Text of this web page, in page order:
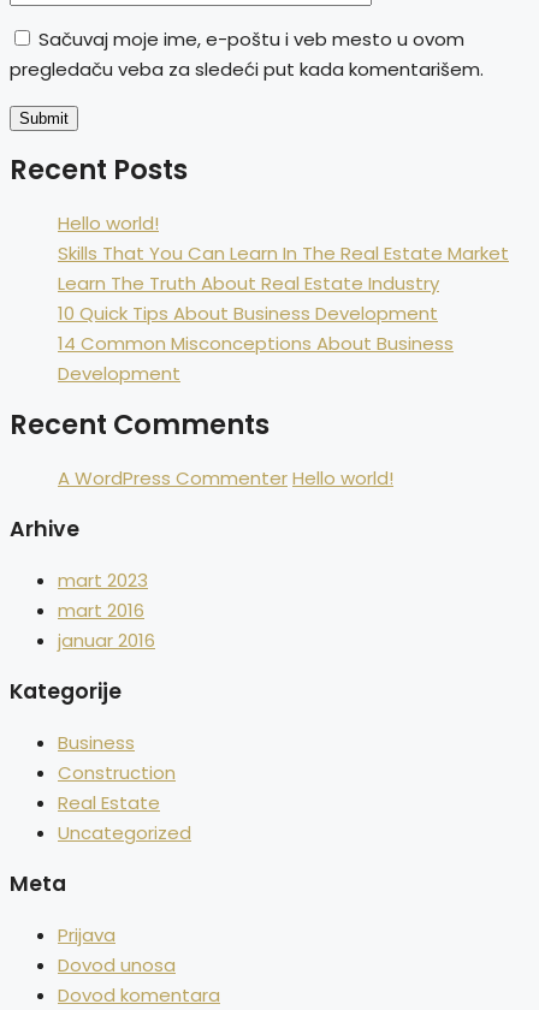
Sačuvaj moje ime, e-poštu i veb mesto u ovom
pregledaču veba za sledeći put kada komentarišem.
Recent Posts
Hello world!
Skills That You Can Learn In The Real Estate Market
Learn The Truth About Real Estate Industry
10 Quick Tips About Business Development
14 Common Misconceptions About Business
Development
Recent Comments
A WordPress CommenterHello world!
Arhive
mart 2023
mart 2016
januar 2016
Kategorije
Business
Construction
Real Estate
Uncategorized
Meta
Prijava
Dovod unosa
Dovod komentara